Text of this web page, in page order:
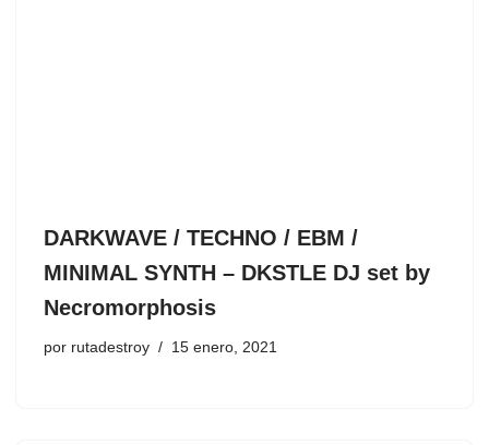
DARKWAVE / TECHNO / EBM /
MINIMAL SYNTH – DKSTLE DJ set by
Necromorphosis
por rutadestroy 15 enero, 2021